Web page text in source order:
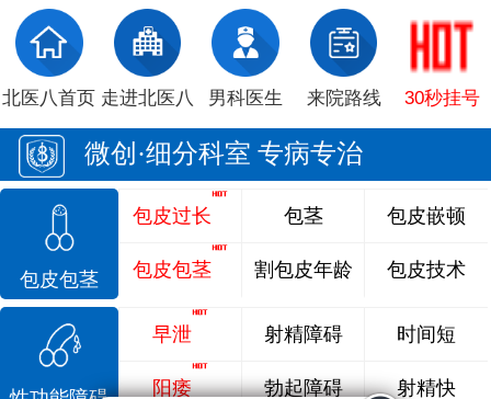
北医八首页 走进北医八 男科医生 来院路线 30秒挂号
微创·细分科室 专病专治
包皮包茎
包皮过长
包皮包茎
包茎
割包皮年龄
包皮嵌顿
包皮技术
早泄
阳痿
射精障碍
勃起障碍
时间短
射精快